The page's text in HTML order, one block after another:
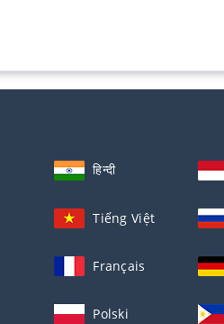
हिन्दी
Tiếng Việt
Français
Polski